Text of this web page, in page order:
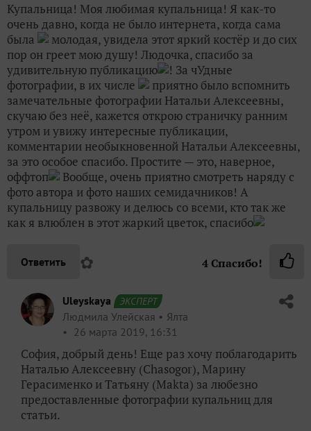
Купальница! Моя любимая купальница! Я как-то
очень давно, когда не было интернета, когда сама
была
молодая, увидела этот яркий костёр и до сих
пор он греет мою душу! Людочка, спасибо за
удивительную публикацию
! За чУдные
фотографии, в их числе
приятно было вспомнить
замечательные фотографии Натальи Алексеевны,
скучаю без неё, кажется открою страничку ранним
утром и увижу интересные публикации,
комментарии необыкновенной Натальи Алексеевны,
за это особое спасибо. Простите — это, наверное,
оффтоп
Вообще, очень приятно смотреть наряду с
фото автора и фото наших семидачников! А
купальницу развожу и делюсь со всеми, кто так же
как я влюблен в этот жаркий цветок, спасибо
Ответить ✿ 4Спасибо!
Uleyskaya ЭКСПЕРТ
Людмила Улейская
Ялта
26 марта 2019, 16:31
София, добрый день! Еще раз хочу поблагодарить
Наталью Алексеевну (Chasogor), Марину
Герасименко и Татьяну (Makta) за любезно
предоставленные фотографии купальниц для
статьи.